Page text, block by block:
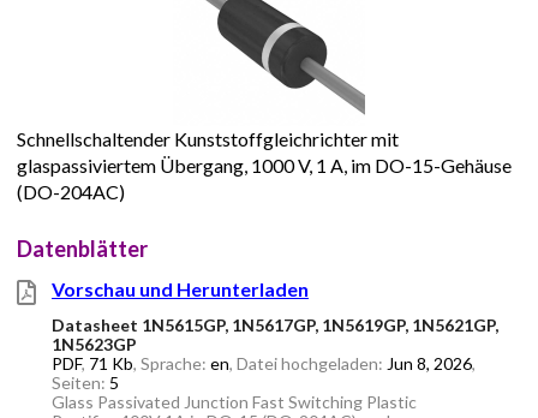
Schnellschaltender Kunststoffgleichrichter mit
glaspassiviertem Übergang, 1000 V, 1 A, im DO-15-Gehäuse
(DO-204AC)
Datenblätter
Vorschau und Herunterladen
Datasheet 1N5615GP, 1N5617GP, 1N5619GP, 1N5621GP,
1N5623GP
PDF, 71 Kb, Sprache: en, Datei hochgeladen: Jun 8, 2026,
Seiten: 5
Glass Passivated Junction Fast Switching Plastic